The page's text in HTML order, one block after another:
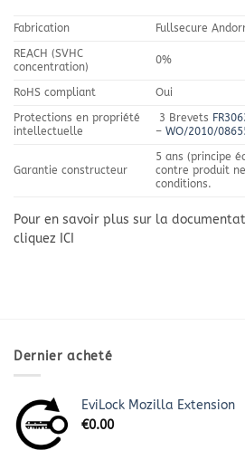
Fabrication
Fullsecure
REACH (SVHC
concentration)
0%
RoHS compliant
Oui
Protections en propriété
intellectuelle
3 Brevets
–WO/2010/
Garantie constructeur
5 ans (principe
contre produit
conditions.
Pour en savoir plus sur la
cliquez ICI
Dernier acheté
EviLock Mozilla Extension
€0.00